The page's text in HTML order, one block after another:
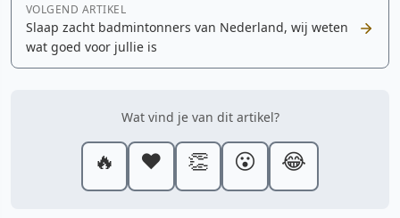
VOLGEND ARTIKEL
Slaap zacht badmintonners van Nederland, wij weten
wat goed voor jullie is
Wat vind je van dit artikel?
🔥 ❤️ 👏 😮 😂